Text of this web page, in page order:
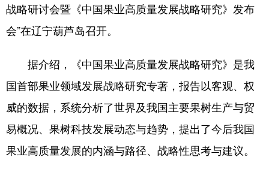
地方频道
辽宁 吉林 上海 江苏
浙江 安徽 福建 江西
广东 广西 海南 重庆
战略研讨会暨《中国果业高质量发展战略研究》发布
会”在辽宁葫芦岛召开。
据介绍，《中国果业高质量发展战略研究》是我
国首部果业领域发展战略研究专著，报告以客观、权
威的数据，系统分析了世界及我国主要果树生产与贸
易概况、果树科技发展动态与趋势，提出了今后我国
果业高质量发展的内涵与路径、战略性思考与建议。